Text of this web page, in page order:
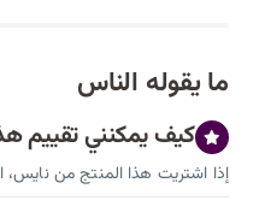
ما يقوله الناس
كيف يمكنني تقييم
إذا اشتريت هذا المنتج من